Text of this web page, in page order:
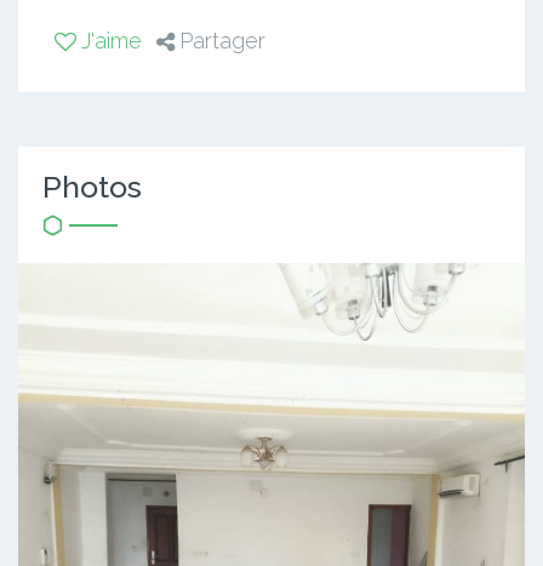
J'aime Partager
Photos